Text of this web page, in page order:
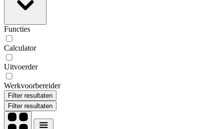
Functies
Calculator
Uitvoerder
Werkvoorbereider
Filter resultaten
Filter resultaten